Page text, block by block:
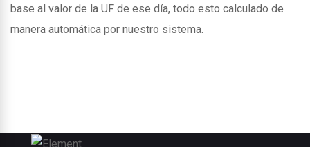
base al valor de la UF de ese día, todo esto calculado de
manera automática por nuestro sistema.